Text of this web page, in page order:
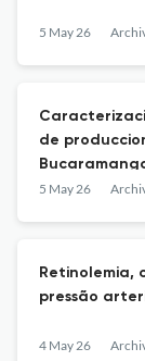
5 May 26
de
5 May 26
Retinolemia,
pressão
4 May 26